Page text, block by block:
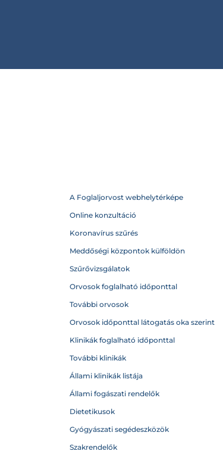
A Foglaljorvost webhelytérképe
Online konzultáció
Koronavírus szűrés
Meddőségi központok külföldön
Szűrővizsgálatok
Orvosok foglalható időponttal
További orvosok
Orvosok időponttal látogatás oka szerint
Klinikák foglalható időponttal
További klinikák
Állami klinikák listája
Állami fogászati rendelők
Dietetikusok
Gyógyászati segédeszközök
Szakrendelők